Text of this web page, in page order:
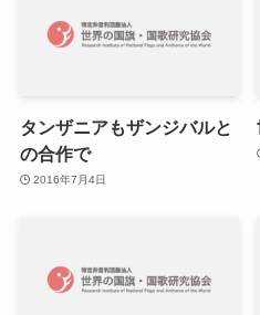
タンザニアもザンジバルと
の合作で
2016年7月4日